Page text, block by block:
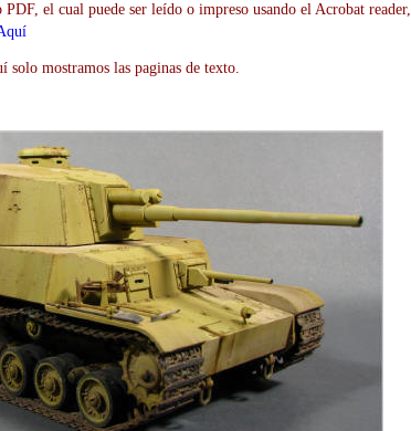
el cual puede ser leído o impreso usando el Acrobat reader,
solo mostramos las paginas de texto.